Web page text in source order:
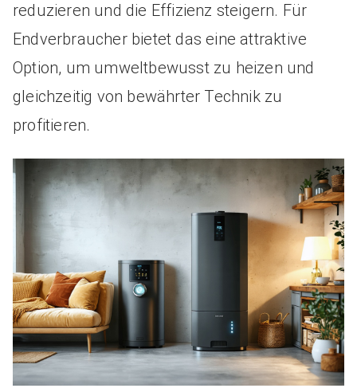
reduzieren und die Effizienz steigern. Für
Endverbraucher bietet das eine attraktive
Option, um umweltbewusst zu heizen und
gleichzeitig von bewährter Technik zu
profitieren.